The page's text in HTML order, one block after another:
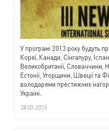
У програмі 2013 року будуть
Кореї, Канади, Сінгапуру,
Великобританії, Словаччини,
Естонії, Угорщини, Швеції та
володарями престижних
Україні.
28.03.2013